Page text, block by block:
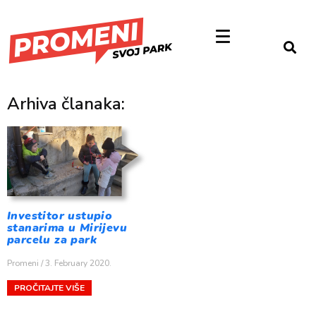
Arhiva članaka:
Investitor ustupio
stanarima u Mirijevu
parcelu za park
Promeni 3. February 2020.
PROČITAJTE VIŠE